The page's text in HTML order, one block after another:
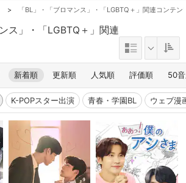
> 「BL」・「ブロマンス」・「LGBTQ＋」関連コンテン
ス」・「LGBTQ＋」関連
新着順 更新順 人気順 評価順 50
K-POPスター出演 青春・学園BL ウェブ漫